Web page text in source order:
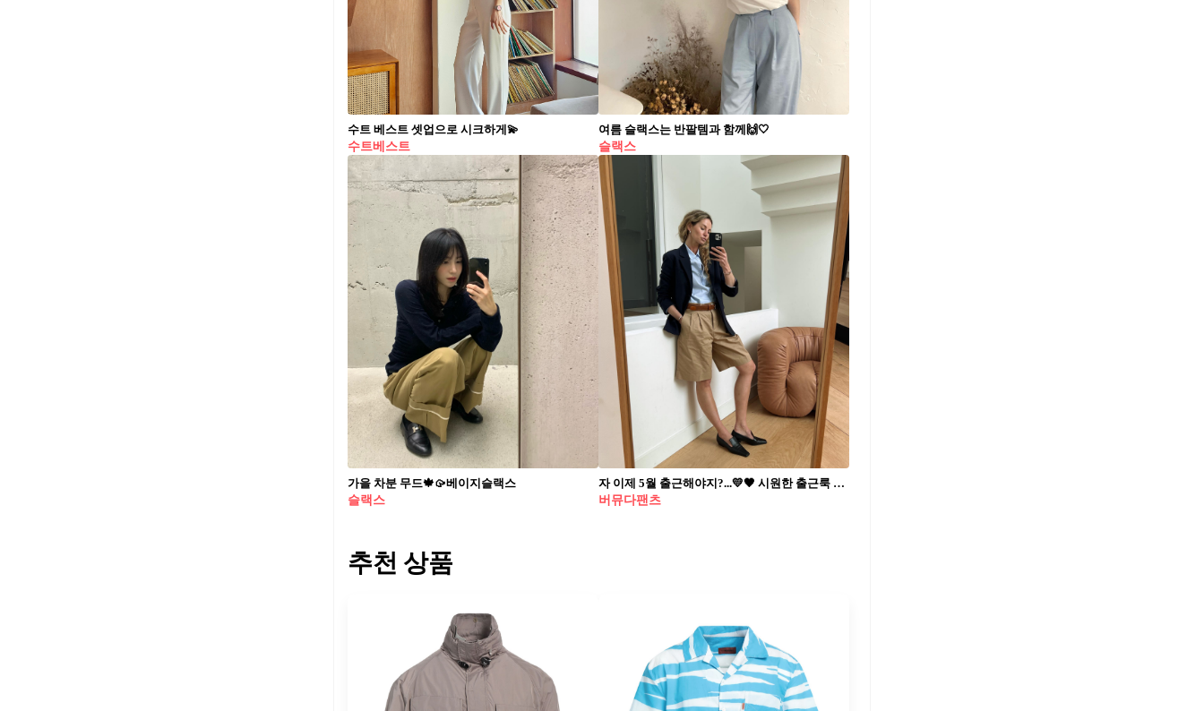
수트 베스트 셋업으로 시크하게💫
수트베스트
여름 슬랙스는 반팔템과 함께🙌🤍
슬랙스
가을 차분 무드🍁🥠베이지슬랙스
슬랙스
자 이제 5월 출근해야지?...💛🖤 시원한 출근룩 필수템✔️핀턱 버뮤다팬츠 코디법 챙겨둬🏢
버뮤다팬츠
추천 상품